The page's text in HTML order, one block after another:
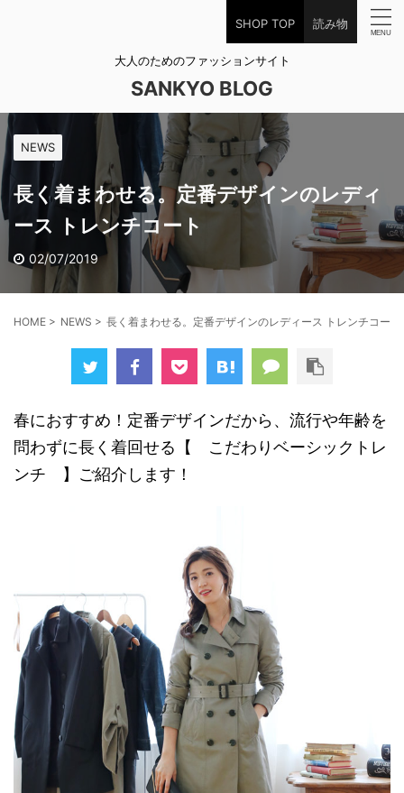
SHOP TOP 読み物
大人のためのファッションサイト
SANKYO BLOG
NEWS
長く着まわせる。定番デザインのレディ
ース トレンチコート
02/07/2019
HOME > NEWS > 長く着まわせる。定番デザインのレディース トレンチコート
春におすすめ！定番デザインだから、流行や年齢を
問わずに長く着回せる【 こだわりベーシックトレ
ンチ 】ご紹介します！